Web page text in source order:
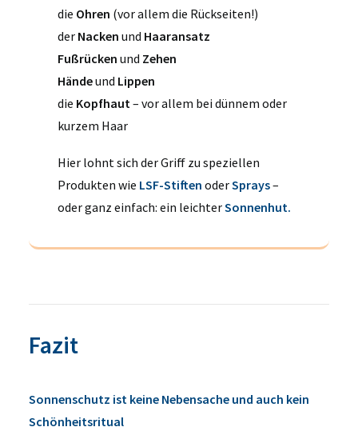
die Ohren (vor allem die Rückseiten!)
der Nacken und Haaransatz
Fußrücken und Zehen
Händeund Lippen
die Kopfhaut– vor allem bei dünnem oder
kurzem Haar
Hier lohnt sich der Griff zu speziellen
Produkten wie LSF-Stiften oderSprays–
oder ganz einfach: ein leichterSonnenhut.
Fazit
Sonnenschutz ist keine Nebensache und auch kein
Schönheitsritual